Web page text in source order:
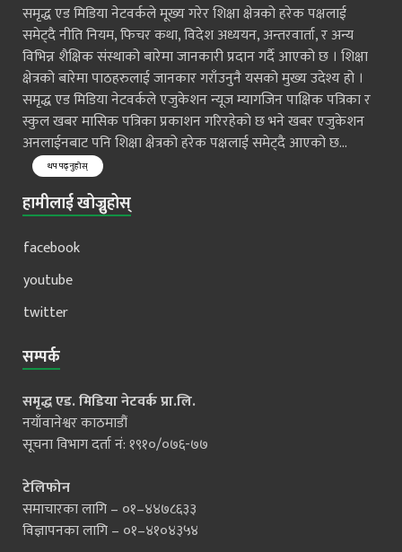
समृद्ध एड मिडिया नेटवर्कले मूख्य गरेर शिक्षा क्षेत्रको हरेक पक्षलाई
समेट्दै नीति नियम, फिचर कथा, विदेश अध्ययन, अन्तरवार्ता, र अन्य
विभिन्न शैक्षिक संस्थाको बारेमा जानकारी प्रदान गर्दै आएको छ । शिक्षा
क्षेत्रको बारेमा पाठहरुलाई जानकार गराँउनुनै यसको मुख्य उदेश्य हो ।
समृद्ध एड मिडिया नेटवर्कले एजुकेशन न्यूज म्यागजिन पाक्षिक पत्रिका र
स्कुल खबर मासिक पत्रिका प्रकाशन गरिरहेको छ भने खबर एजुकेशन
अनलाईनबाट पनि शिक्षा क्षेत्रको हरेक पक्षलाई समेट्दै आएको छ...
थप पढ्नुहोस्
हामीलाई खोज्नुहोस्
facebook
youtube
twitter
सम्पर्क
समृद्ध एड. मिडिया नेटवर्क प्रा.लि.
नयाँवानेश्वर काठमाडौं
सूचना विभाग दर्ता नं: १९१०/०७६-७७
टेलिफोन
समाचारका लागि – ०१–४४७८६३३
विज्ञापनका लागि – ०१–४१०४३५४